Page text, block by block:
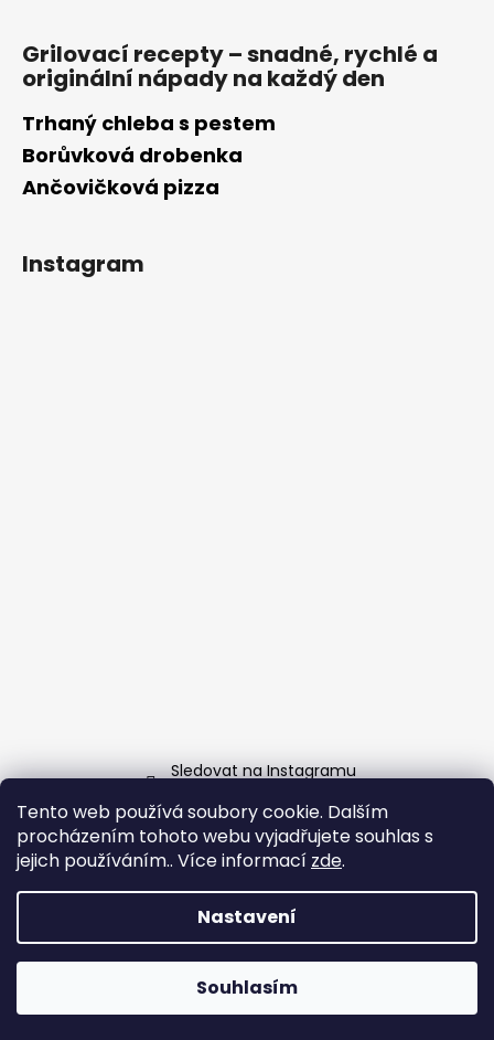
Tento web používá soubory cookie. Dalším
procházením tohoto webu vyjadřujete souhlas s
jejich používáním.. Více informací zde.
Nastavení
Souhlasím
Grilovací recepty – snadné, rychlé a
originální nápady na každý den
Trhaný chleba s pestem
Borůvková drobenka
Ančovičková pizza
Instagram
Sledovat na Instagramu
Facebook
Copyright 2026Grill-Garden.cz. Všechna práva
vyhrazena.